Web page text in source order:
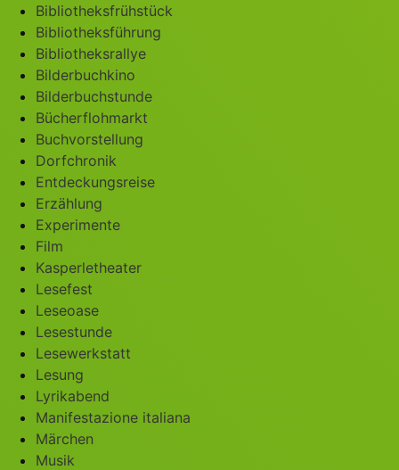
Bibliotheksfrühstück
Bibliotheksführung
Bibliotheksrallye
Bilderbuchkino
Bilderbuchstunde
Bücherflohmarkt
Buchvorstellung
Dorfchronik
Entdeckungsreise
Erzählung
Experimente
Film
Kasperletheater
Lesefest
Leseoase
Lesestunde
Lesewerkstatt
Lesung
Lyrikabend
Manifestazione italiana
Märchen
Musik